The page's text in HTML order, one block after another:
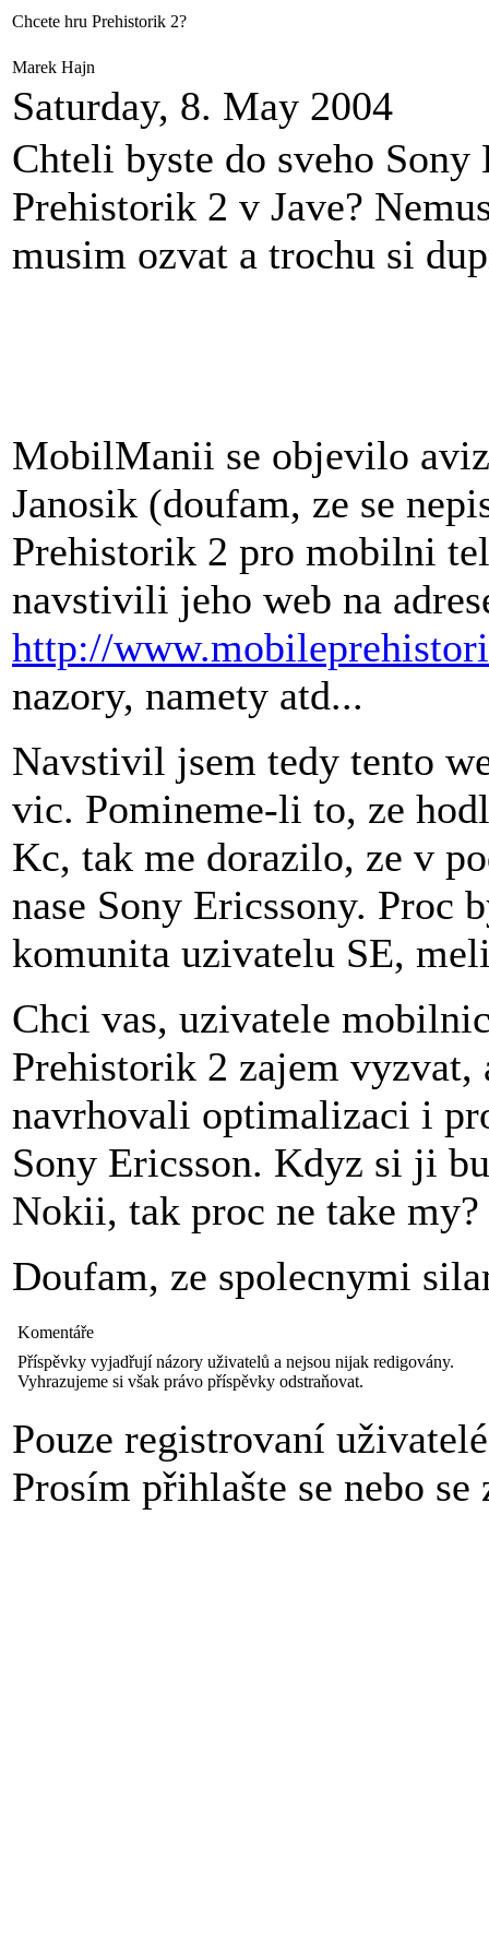
Chcete hru Prehistorik 2?
Marek Hajn
Saturday, 8. May 2004
Chteli byste do sveho
Prehistorik 2 v Jave?
musim ozvat a trochu si
MobilManii se objevilo
Janosik (doufam, ze se
Prehistorik 2 pro mobilni
navstivili jeho web na
http://
nazory, namety atd...
Navstivil jsem tedy tento
vic. Pomineme-li to, ze
Kc, tak me dorazilo, ze v
nase Sony Ericssony. Proc
komunita uzivatelu SE,
Chci vas, uzivatele
Prehistorik 2 zajem vyzvat,
navrhovali optimalizaci i
Sony Ericsson. Kdyz si ji
Nokii, tak proc ne take my?
Doufam, ze spolecnymi
Komentáře
Příspěvky vyjadřují názory uživatelů a nejsou nijak redigovány.
Vyhrazujeme si však právo příspěvky odstraňovat.
Pouze registrovaní
Prosím přihlašte se nebo